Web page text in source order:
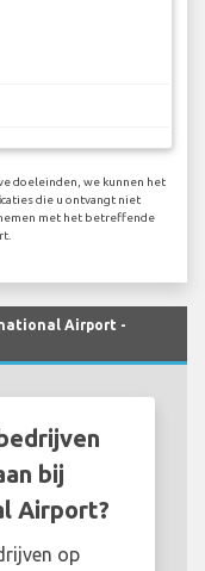
doeleinden, we kunnen het
die u ontvangt niet
met het betreffende
Airport -
bij
Airport?
op